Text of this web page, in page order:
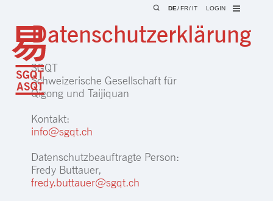
DE FR IT LOGIN
Datenschutzerklärung
SGQT
Schweizerische Gesellschaft für
Qigong und Taijiquan
Kontakt:
info@sgqt.ch
Datenschutzbeauftragte Person:
Fredy Buttauer,
fredy.buttauer@sgqt.ch